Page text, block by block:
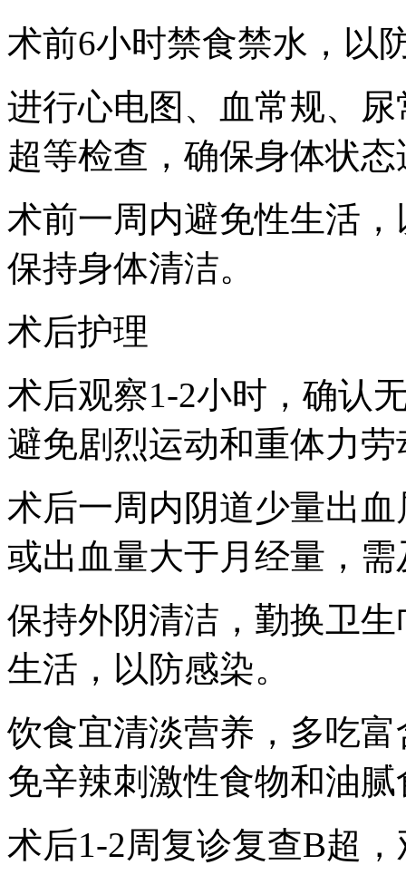
术前6小时禁食禁水，以
进行心电图、血常规、
超等检查，确保身体状
术前一周内避免性生活
保持身体清洁。
术后护理
术后观察1-2小时，确认
避免剧烈运动和重体力劳
术后一周内阴道少量出
或出血量大于月经量，
保持外阴清洁，勤换卫
生活，以防感染。
饮食宜清淡营养，多吃
免辛辣刺激性食物和油腻
术后1-2周复诊复查B超